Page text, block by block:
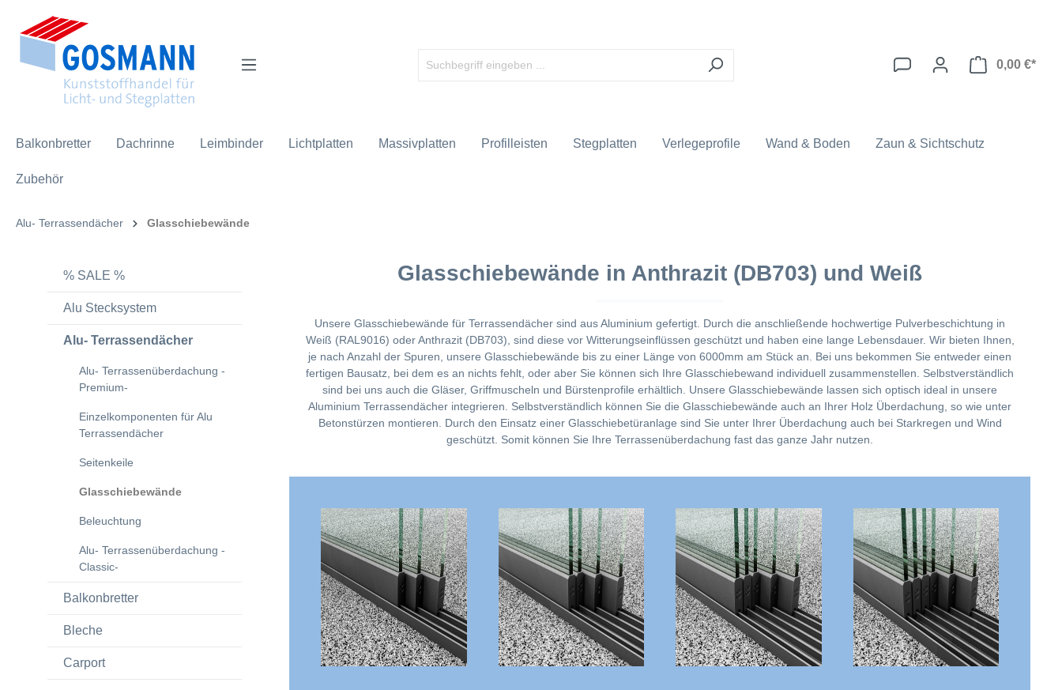
springen
0,00 €*
Balkonbretter Dachrinne Leimbinder Lichtplatten Massivplatten Profilleisten Stegplatten Verlegeprofile Wand & Boden Zaun & Sichtschutz
Zubehör
Alu- Terrassendächer Glasschiebewände
% SALE %
Alu Stecksystem
Alu- Terrassendächer
Alu- Terrassenüberdachung -
Premium-
Einzelkomponenten für Alu
Terrassendächer
Seitenkeile
Glasschiebewände
Beleuchtung
Alu- Terrassenüberdachung -
Classic-
Balkonbretter
Bleche
Carport
Glasschiebewände in Anthrazit (DB703) und Weiß
Unsere Glasschiebewände für Terrassendächer sind aus Aluminium gefertigt. Durch die anschließende hochwertige Pulverbeschichtung in
Weiß (RAL9016) oder Anthrazit (DB703), sind diese vor Witterungseinflüssen geschützt und haben eine lange Lebensdauer. Wir bieten Ihnen,
je nach Anzahl der Spuren, unsere Glasschiebewände bis zu einer Länge von 6000mm am Stück an. Bei uns bekommen Sie entweder einen
fertigen Bausatz, bei dem es an nichts fehlt, oder aber Sie können sich Ihre Glasschiebewand individuell zusammenstellen. Selbstverständlich
sind bei uns auch die Gläser, Griffmuscheln und Bürstenprofile erhältlich. Unsere Glasschiebewände lassen sich optisch ideal in unsere
Aluminium Terrassendächer integrieren. Selbstverständlich können Sie die Glasschiebewände auch an Ihrer Holz Überdachung, so wie unter
Betonstürzen montieren. Durch den Einsatz einer Glasschiebetüranlage sind Sie unter Ihrer Überdachung auch bei Starkregen und Wind
geschützt. Somit können Sie Ihre Terrassenüberdachung fast das ganze Jahr nutzen.